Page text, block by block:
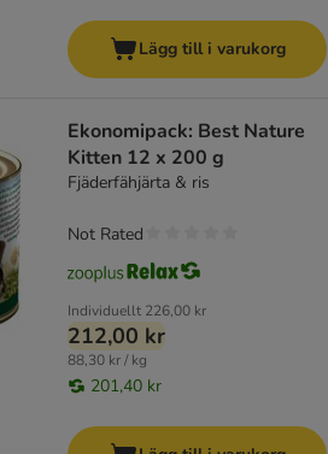
Lägg till i varukorg
Ekonomipack: Best Nature
Kitten 12 x 200 g
Fjäderfähjärta & ris
Individuellt 226,00 kr
212,00 kr
88,30 kr / kg
201,40 kr
Not Rated